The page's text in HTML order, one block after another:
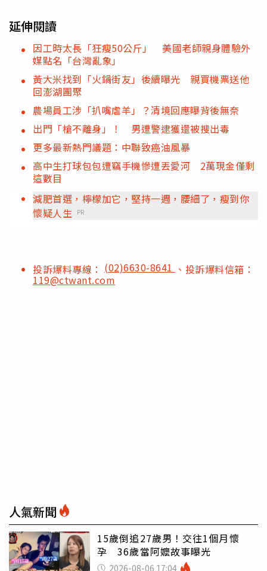
延伸閱讀
因工時太長「狂瘦50公斤」 美國老師親身體驗外
媒點名「台灣亂象」
黃大米找到「火鍋街友」後續曝光 親買機票送他
回澎湖團聚
農場員工涉「扒嘴虐羊」？清境回應曝背後無奈
出門「槍不離身」！ 男遭警逮獲還被搜出毒
更多最新熱門議題：中聯致癌油風暴
高中生打球包包遭竊手機慘遭丟愛河 2萬現金僅剩
這數目
減肥首選，檸檬加它，堅持一週，腰細了，瘦到你
懷疑人生 PR
投訴爆料專線： (02)6630-8641 、投訴爆料信箱：
119@ctwant.com
人氣新聞
15歲倒追27歲男！交往1個月懷
孕 36歲當阿嬤故事曝光
2026-08-06 17:04